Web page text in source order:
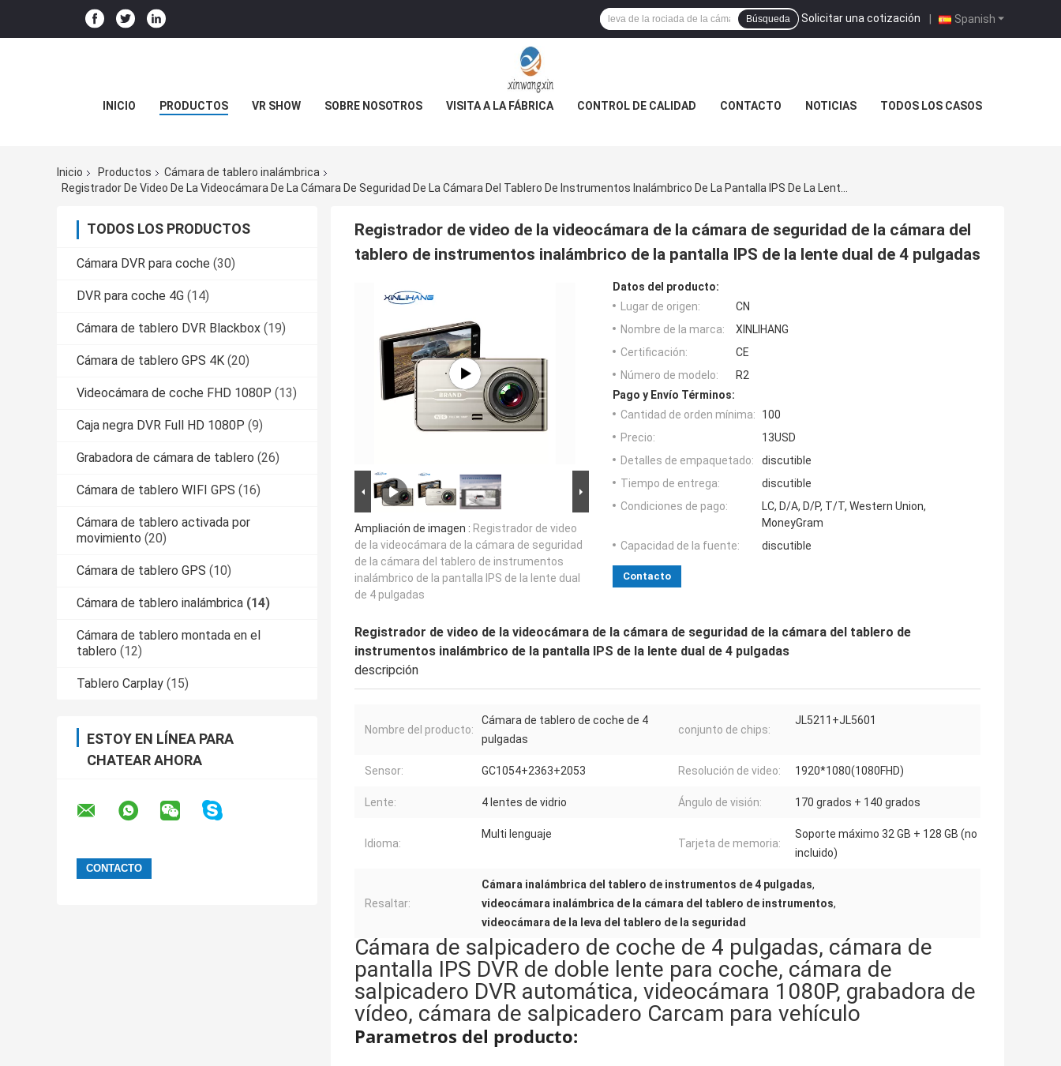
Spanish
Solicitar una cotización |
Búsqueda
INICIO PRODUCTOS VR SHOW SOBRE NOSOTROS VISITA A LA FÁBRICA CONTROL DE CALIDAD CONTACTO NOTICIAS TODOS LOS CASOS
Inicio Productos
Cámara de tablero inalámbrica
TODOS LOS PRODUCTOS
Cámara DVR para coche (30)
DVR para coche 4G (14)
Cámara de tablero DVR Blackbox (19)
Cámara de tablero GPS 4K (20)
Videocámara de coche FHD 1080P (13)
Caja negra DVR Full HD 1080P (9)
Grabadora de cámara de tablero (26)
Cámara de tablero WIFI GPS (16)
Cámara de tablero activada por
movimiento (20)
Cámara de tablero GPS (10)
Cámara de tablero inalámbrica (14)
Cámara de tablero montada en el
tablero (12)
Tablero Carplay (15)
ESTOY EN LÍNEA PARA
CHATEAR AHORA
Registrador de video de la videocámara de la cámara de seguridad de la cámara del
tablero de instrumentos inalámbrico de la pantalla IPS de la lente dual de 4 pulgadas
Ampliación de imagen : Registrador de video
de la videocámara de la cámara de seguridad
de la cámara del tablero de instrumentos
inalámbrico de la pantalla IPS de la lente dual
de 4 pulgadas
Datos del producto:
Lugar de origen:
CN
Nombre de la marca:
XINLIHANG
Certificación:
CE
Número de modelo:
R2
Pago y Envío Términos:
Cantidad de orden mínima:
100
Precio:
13USD
Detalles de empaquetado:
discutible
Tiempo de entrega:
discutible
Condiciones de pago:
LC, D/A, D/P, T/T, Western Union,
MoneyGram
Capacidad de la fuente:
discutible
Contacto
Registrador de video de la videocámara de la cámara de seguridad de la cámara del tablero de
instrumentos inalámbrico de la pantalla IPS de la lente dual de 4 pulgadas
descripción
Nombre del producto:
Cámara de tablero de coche de 4
pulgadas
conjunto de chips:
JL5211+JL5601
Sensor: GC1054+2363+2053 Resolución de video: 1920*1080(1080FHD)
Lente: 4 lentes de vidrio Ángulo de visión: 170 grados + 140 grados
Idioma:
Multi lenguaje
Tarjeta de memoria:
Soporte máximo 32 GB + 128 GB (no
incluido)
Resaltar:
Cámara inalámbrica del tablero de instrumentos de 4 pulgadas,
videocámara inalámbrica de la cámara del tablero de instrumentos,
videocámara de la leva del tablero de la seguridad
Cámara de salpicadero de coche de 4 pulgadas, cámara de
pantalla IPS DVR de doble lente para coche, cámara de
salpicadero DVR automática, videocámara 1080P, grabadora de
vídeo, cámara de salpicadero Carcam para vehículo
Parametros del producto: